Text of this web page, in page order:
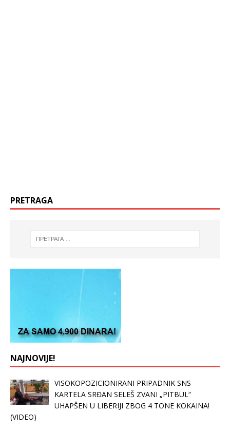
PRETRAGA
NAJNOVIJE!
VISOKOPOZICIONIRANI PRIPADNIK SNS
KARTELA SRĐAN SELEŠ ZVANI „PITBUL“
UHAPŠEN U LIBERIJI ZBOG 4 TONE KOKAINA!
(VIDEO)